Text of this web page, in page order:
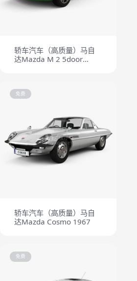
轿车汽车（高质量）马自
达Mazda M 2 5door
免费
轿车汽车（高质量）马自
达Mazda Cosmo 1967
免费